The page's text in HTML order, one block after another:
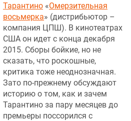
Тарантино «Омерзительная
восьмерка» (дистрибьютор –
компания ЦПШ). В кинотеатрах
США он идет с конца декабря
2015. Сборы бойкие, но не
сказать, что роскошные,
критика тоже неоднозначная.
Зато по-прежнему обсуждают
историю о том, как и зачем
Тарантино за пару месяцев до
премьеры поссорился с